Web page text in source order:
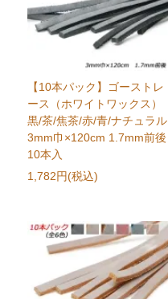
【10本パック】ゴーストレ
ース（ホワイトワックス）
黒/茶/焦茶/赤/青/ナチュラル
3mm巾×120cm 1.7mm前後
10本入
1,782円(税込)